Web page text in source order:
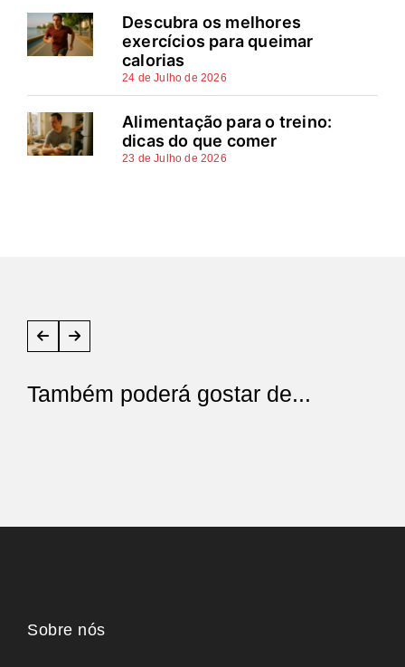
Descubra os melhores
exercícios para queimar
calorias
24 de Julho de 2026
Alimentação para o treino:
dicas do que comer
23 de Julho de 2026
Também poderá gostar de...
Sobre nós